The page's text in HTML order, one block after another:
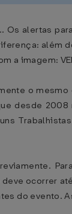
Os alertas
além
a imagem:
o
desde
ocorrer
do evento.